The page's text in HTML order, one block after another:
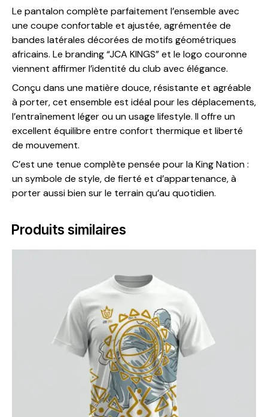
Le pantalon complète parfaitement l’ensemble avec
une coupe confortable et ajustée, agrémentée de
bandes latérales décorées de motifs géométriques
africains. Le branding “JCA KINGS” et le logo couronne
viennent affirmer l’identité du club avec élégance.
Conçu dans une matière douce, résistante et agréable
à porter, cet ensemble est idéal pour les déplacements,
l’entraînement léger ou un usage lifestyle. Il offre un
excellent équilibre entre confort thermique et liberté
de mouvement.
C’est une tenue complète pensée pour la King Nation :
un symbole de style, de fierté et d’appartenance, à
porter aussi bien sur le terrain qu’au quotidien.
Produits similaires